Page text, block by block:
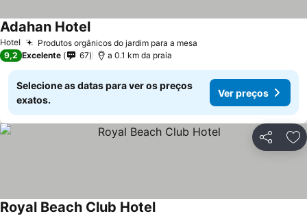
Hotel Produtos orgânicos do jardim para a mesa
Adahan Hotel
9,2 Excelente 67 a 0.1 km da praia
Selecione as datas para ver os preços
exatos.
Ver preços
Partilhar
Royal Beach Club Hotel